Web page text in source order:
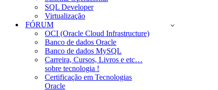
SQL Developer
Virtualização
FÓRUM
OCI (Oracle Cloud Infrastructure)
Banco de dados Oracle
Banco de dados MySQL
Carreira, Cursos, Livros e etc…
sobre tecnologia !
Certificação em Tecnologias
Oracle